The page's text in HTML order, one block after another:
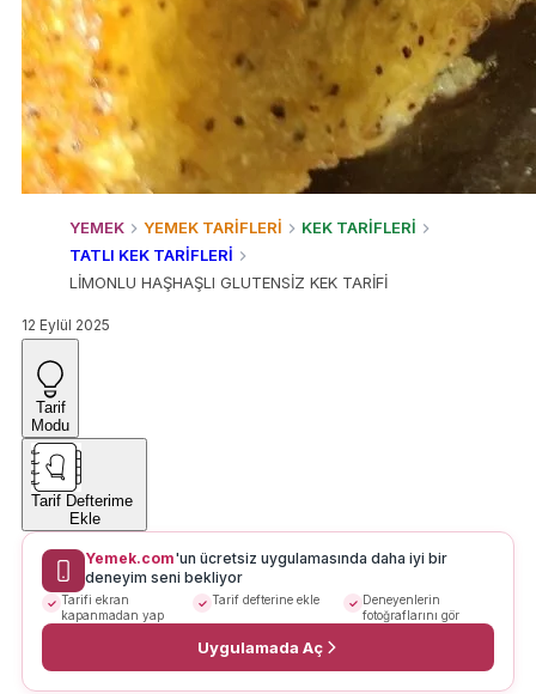
YEMEK YEMEK TARİFLERİ
KEK TARİFLERİ
TATLI KEK TARİFLERİ
LİMONLU HAŞHAŞLI GLUTENSİZ KEK TARİFİ
12 Eylül 2025
Tarif
Modu
Tarif Defterime
Ekle
Yemek.com'un ücretsiz uygulamasında daha iyi bir
deneyim seni bekliyor
Tarifi ekran
kapanmadan yap
Tarif defterine ekle
Deneyenlerin
fotoğraflarını gör
Uygulamada Aç